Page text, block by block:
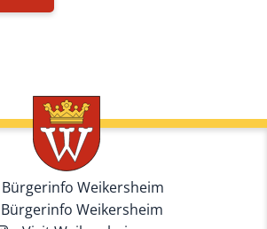
Bürgerinfo Weikersheim
Bürgerinfo Weikersheim